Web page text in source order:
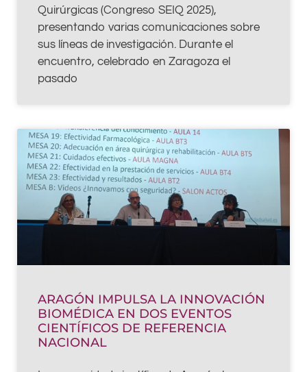
Quirúrgicas (Congreso SEIQ 2025),
presentando varias comunicaciones sobre
sus líneas de investigación. Durante el
encuentro, celebrado en Zaragoza el
pasado
ARAGÓN IMPULSA LA INNOVACIÓN
BIOMÉDICA EN DOS EVENTOS
CIENTÍFICOS DE REFERENCIA
NACIONAL